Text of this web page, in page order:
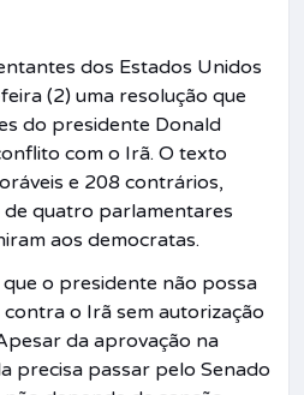
dos Estados Unidos
(2) uma resolução que
do presidente Donald
com o Irã. O texto
e 208 contrários,
quatro parlamentares
aos democratas.
o presidente não possa
o Irã sem autorização
da aprovação na
precisa passar pelo Senado